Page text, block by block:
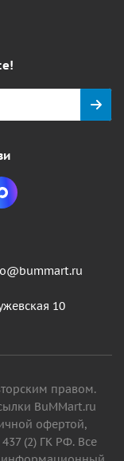
10
правом.
BuMMart.ru
офертой,
(2) ГК РФ. Все